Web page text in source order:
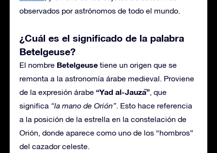
observados por astrónomos de todo el mundo.
¿Cuál es el significado de la palabra
Betelgeuse?
El nombre Betelgeuse tiene un origen que se
remonta a la astronomía árabe medieval. Proviene
de la expresión árabe “Yad al-Jauzā”, que
significa “la mano de Orión”. Esto hace referencia
a la posición de la estrella en la constelación de
Orión, donde aparece como uno de los “hombros”
del cazador celeste.